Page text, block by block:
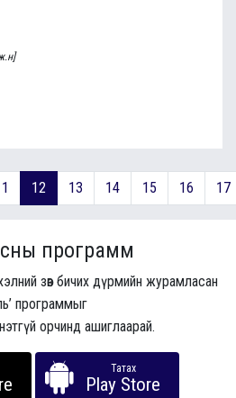
12 13 14 15 16 17
программ
зөв бичих дүрмийн журамласан
программыг
орчинд ашиглаарай.
Татах
Play Store